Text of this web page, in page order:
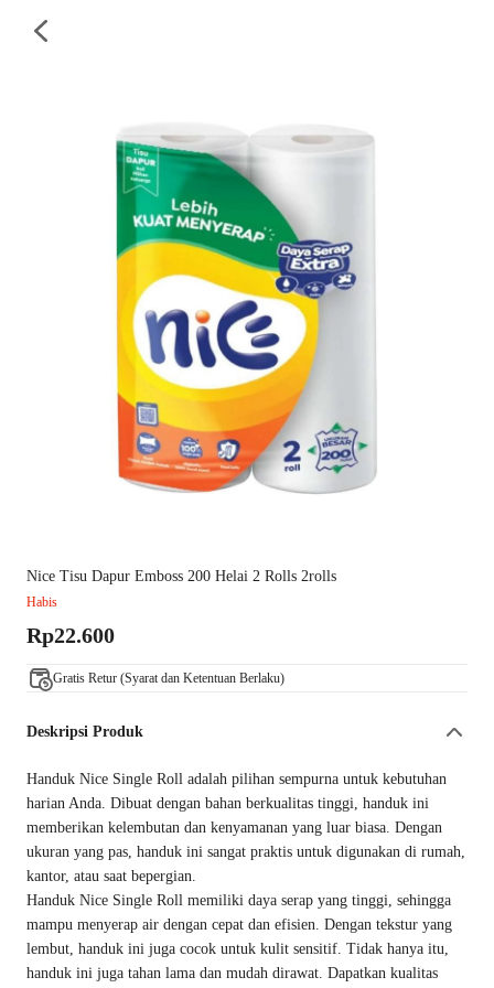
Nice Tisu Dapur Emboss 200 Helai 2 Rolls 2rolls
Habis
Rp22.600
Gratis Retur (Syarat dan Ketentuan Berlaku)
Deskripsi Produk
Handuk Nice Single Roll adalah pilihan sempurna untuk kebutuhan
harian Anda. Dibuat dengan bahan berkualitas tinggi, handuk ini
memberikan kelembutan dan kenyamanan yang luar biasa. Dengan
ukuran yang pas, handuk ini sangat praktis untuk digunakan di rumah,
kantor, atau saat bepergian.
Handuk Nice Single Roll memiliki daya serap yang tinggi, sehingga
mampu menyerap air dengan cepat dan efisien. Dengan tekstur yang
lembut, handuk ini juga cocok untuk kulit sensitif. Tidak hanya itu,
handuk ini juga tahan lama dan mudah dirawat. Dapatkan kualitas